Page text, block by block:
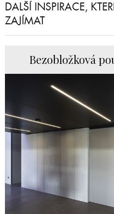
DALŠÍ INSPIRACE,
ZAJÍMAT
Bezobložková